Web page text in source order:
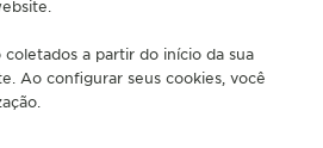
A PÁGINA DO INSTAGRAM DA
PARA A PÁGINA DO LINKEDIN DA
IR PARA A PÁGINA DO FACEBOOK
IR PARA A PÁGINA DO
IR PARA A PÁGINA DO
VÁ PARA A
coletados a partir do início da sua
Ao configurar seus cookies, você